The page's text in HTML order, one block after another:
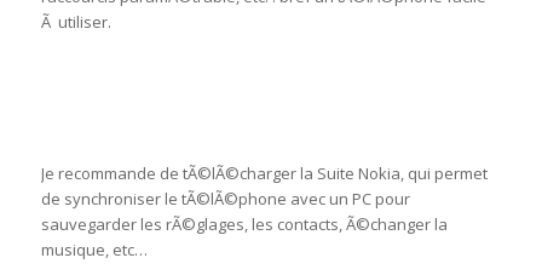
Ã utiliser.
Je recommande de tÃ©lÃ©charger la Suite Nokia, qui permet
de synchroniser le tÃ©lÃ©phone avec un PC pour
sauvegarder les rÃ©glages, les contacts, Ã©changer la
musique, etc…